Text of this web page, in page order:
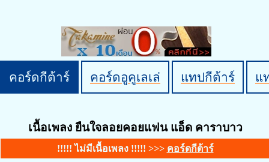
คอร์ดกีต้าร์ คอร์ดอูคูเลเล่ แทปกีต้าร์ แ
เนื้อเพลง ยืนใจลอยคอยแฟน แอ็ด คาราบาว
!!!!! ไม่มีเนื้อเพลง !!!!! >>> คอร์ดกีต้าร์